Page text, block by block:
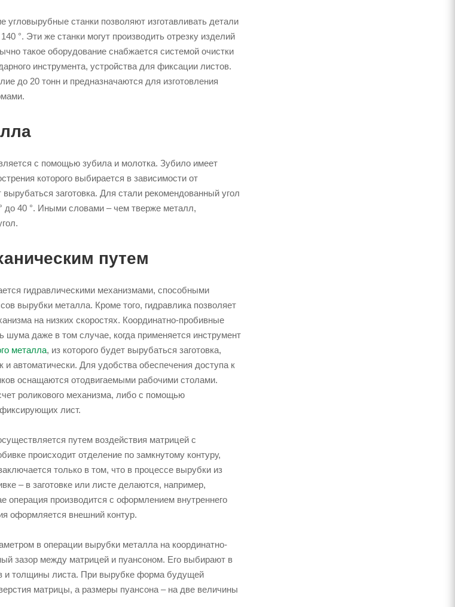
угловырубные станки позволяют изготавливать детали
°. Эти же станки могут производить отрезку изделий
такое оборудование снабжается системой очистки
инструмента, устройства для фиксации листов.
до 20 тонн и предназначаются для изготовления
с помощью зубила и молотка. Зубило имеет
которого выбирается в зависимости от
заготовка. Для стали рекомендованный угол
до 40 °. Иными словами – чем тверже металл,
путем
гидравлическими механизмами, способными
вырубки металла. Кроме того, гидравлика позволяет
на низких скоростях. Координатно-пробивные
даже в том случае, когда применяется инструмент
металла, из которого будет вырубаться заготовка,
и автоматически. Для удобства обеспечения доступа к
оснащаются отодвигаемыми рабочими столами.
роликового механизма, либо с помощью
лист.
путем воздействия матрицей с
происходит отделение по замкнутому контуру,
только в том, что в процессе вырубки из
– в заготовке или листе делаются, например,
операция производится с оформлением внутреннего
оформляется внешний контур.
в операции вырубки металла на координатно-
зазор между матрицей и пуансоном. Его выбирают в
и толщины листа. При вырубке форма будущей
матрицы, а размеры пуансона – на две величины